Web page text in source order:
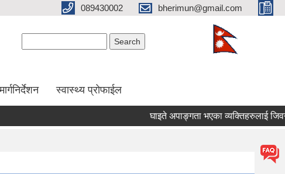
089430002 bherimun@gmail.com
स्वास्थ्य प्रोफाईल
घाइते अपाङ्गता भएका व्यक्तिहरुलाई जिवन